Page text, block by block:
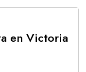
en Victoria